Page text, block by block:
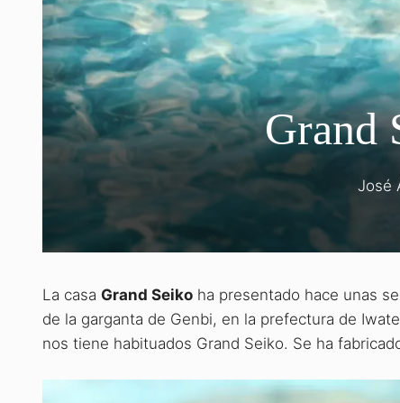
Grand
José
La casa Grand Seiko ha presentado hace unas
de la garganta de Genbi, en la prefectura de
nos tiene habituados Grand Seiko. Se ha